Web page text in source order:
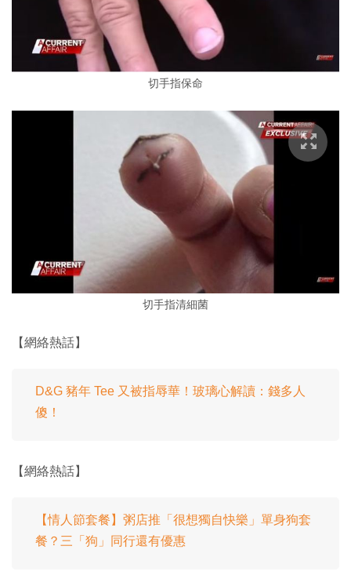
切手指保命
切手指清細菌
【網絡熱話】
D&G 豬年 Tee 又被指辱華！玻璃心解讀：錢多人
傻！
【網絡熱話】
【情人節套餐】粥店推「很想獨自快樂」單身狗套
餐？三「狗」同行還有優惠